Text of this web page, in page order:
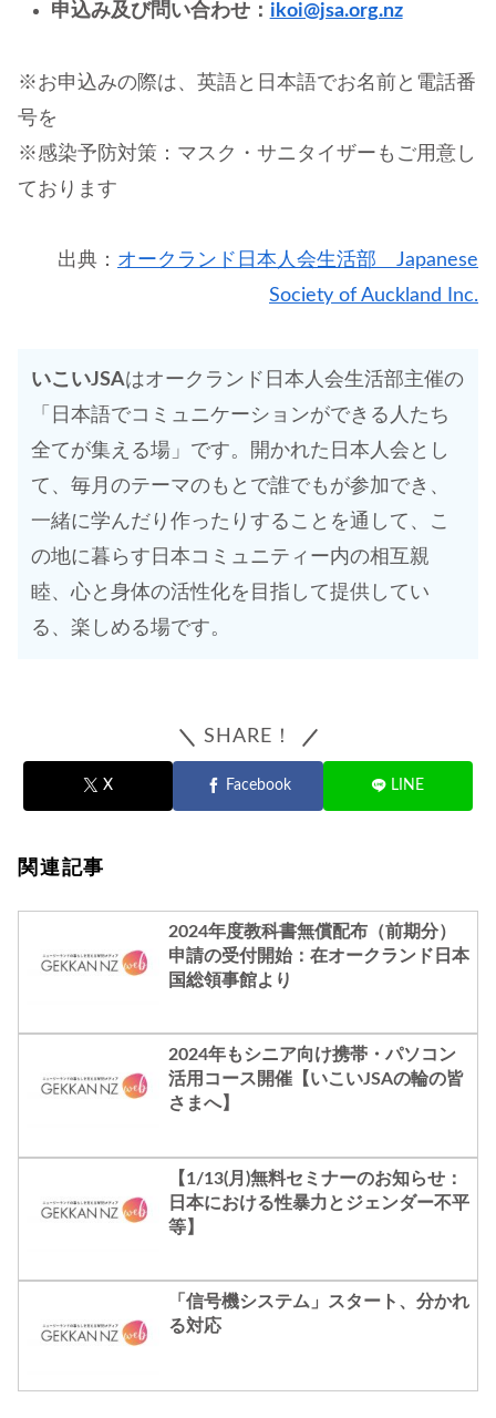
申込み及び問い合わせ： ikoi@jsa.org.nz
※お申込みの際は、英語と日本語でお名前と電話番
号を
※感染予防対策：マスク・サニタイザーもご用意し
ております
出典： オークランド日本人会生活部 Japanese
Society of Auckland Inc.
いこいJSAはオークランド日本人会生活部主催の
「日本語でコミュニケーションができる人たち
全てが集える場」です。開かれた日本人会とし
て、毎月のテーマのもとで誰でもが参加でき、
一緒に学んだり作ったりすることを通して、こ
の地に暮らす日本コミュニティー内の相互親
睦、心と身体の活性化を目指して提供してい
る、楽しめる場です。
SHARE！
X Facebook LINE
関連記事
2024年度教科書無償配布（前期分）
申請の受付開始：在オークランド日本
国総領事館より
2024年もシニア向け携帯・パソコン
活用コース開催【いこいJSAの輪の皆
さまへ】
【1/13(月)無料セミナーのお知らせ：
日本における性暴力とジェンダー不平
等】
「信号機システム」スタート、分かれ
る対応